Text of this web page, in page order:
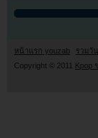
หน้าแรก youzab รวมวั
Copyright © 2011 Kpop